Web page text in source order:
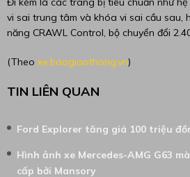
vi sai trung tâm và khóa vi sai cầu sau,
năng CRAWL Control, bộ chuyển đổi
(Theo xe.baogiaothong.vn)
TIN LIÊN QUAN
Ford Explorer tăng giá 100 triệu
Hình ảnh xe Mercedes-AMG G63
cấp bởi Mansory